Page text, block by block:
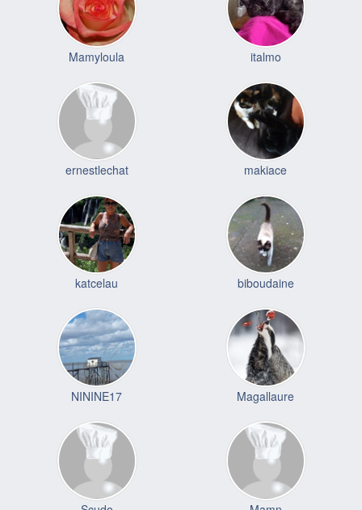
Mamyloula italmo
ernestlechat makiace
katcelau biboudaine
NININE17 Magallaure